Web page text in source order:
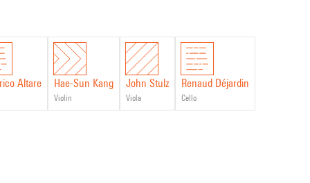
Altare Hae-Sun Kang
violin
John Stulz
viola
Renaud Déjardin
cello